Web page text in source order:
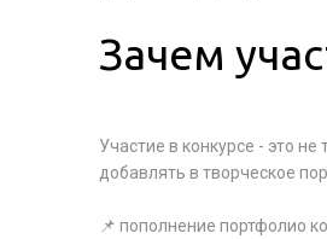
Зачем
Участие в конкурсе - это
добавлять в творческое
📌 пополнение портфолио